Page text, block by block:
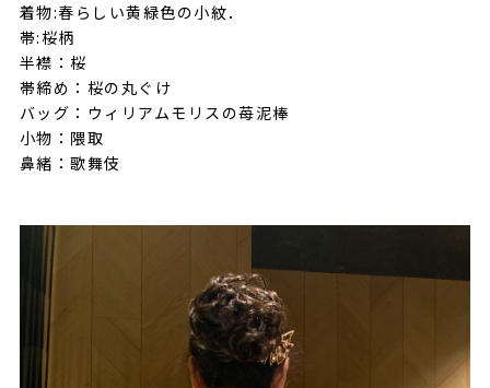
着物:春らしい黄緑色の小紋．
帯:桜柄
半襟：桜
帯締め：桜の丸ぐけ
バッグ：ウィリアムモリスの苺泥棒
小物：隈取
鼻緒：歌舞伎